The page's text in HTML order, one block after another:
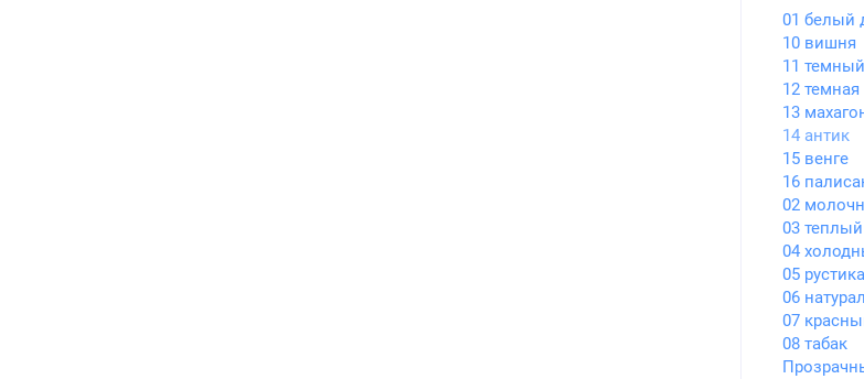
01 белый
10 вишня
11
12
13
14 антик
15 венге
16
02
03
04
05
06
07
08 табак